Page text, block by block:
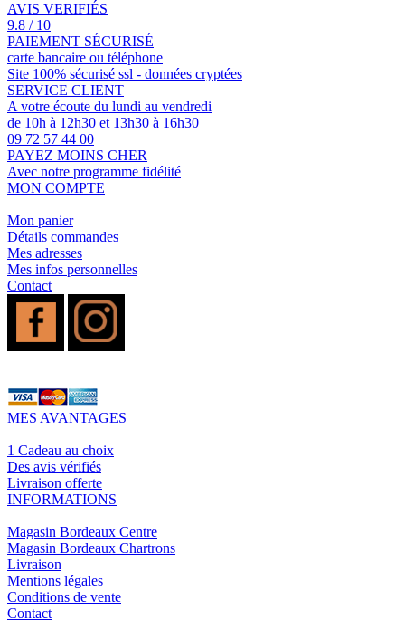
AVIS VERIFIÉS
9.8 / 10
PAIEMENT SÉCURISÉ
carte bancaire ou téléphone
Site 100% sécurisé ssl - données cryptées
SERVICE CLIENT
A votre écoute du lundi au vendredi
de 10h à 12h30 et 13h30 à 16h30
09 72 57 44 00
PAYEZ MOINS CHER
Avec notre programme fidélité
MON COMPTE
Mon panier
Détails commandes
Mes adresses
Mes infos personnelles
Contact
MES AVANTAGES
1 Cadeau au choix
Des avis vérifiés
Livraison offerte
INFORMATIONS
Magasin Bordeaux Centre
Magasin Bordeaux Chartrons
Livraison
Mentions légales
Conditions de vente
Contact